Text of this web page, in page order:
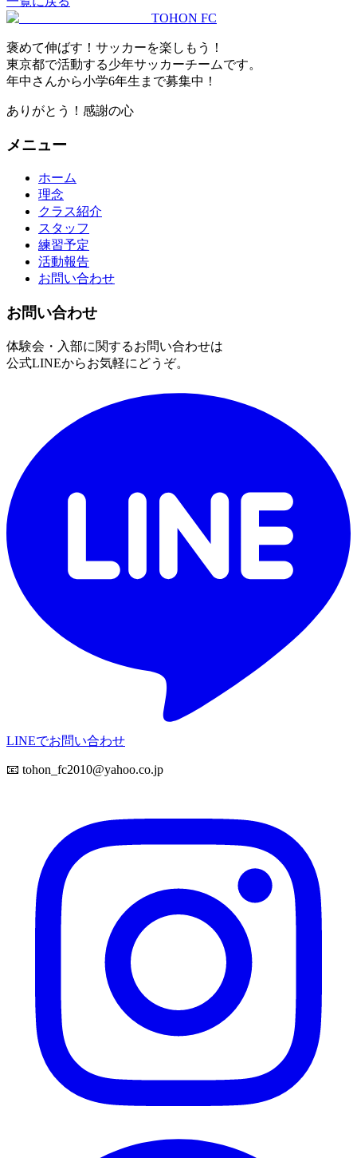
TOHON FC
褒めて伸ばす！サッカーを楽しもう！
東京都で活動する少年サッカーチームです。
年中さんから小学6年生まで募集中！
ありがとう！感謝の心
メニュー
ホーム
理念
クラス紹介
スタッフ
練習予定
活動報告
お問い合わせ
お問い合わせ
体験会・入部に関するお問い合わせは
公式LINEからお気軽にどうぞ。
LINEでお問い合わせ
📧 tohon_fc2010@yahoo.co.jp